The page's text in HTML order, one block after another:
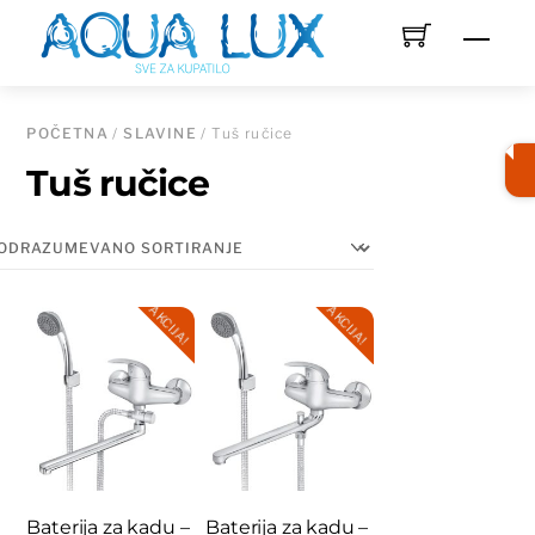
POČETNA/SLAVINE / Tuš ručice
Tuš ručice
AKCIJA!
Baterija za kadu –
AKCIJA!
Baterija za kadu –